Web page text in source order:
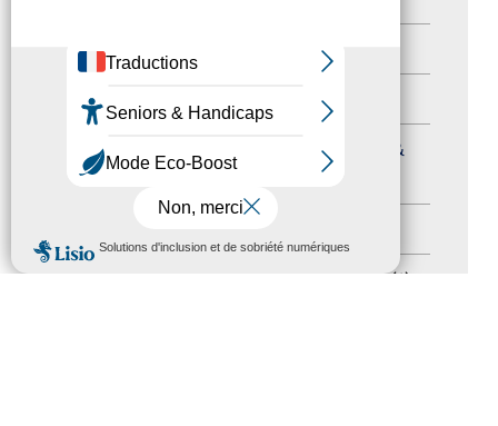
MENU
Autres événements (41)
Journées nationales Tourisme &
Handicap
(1)